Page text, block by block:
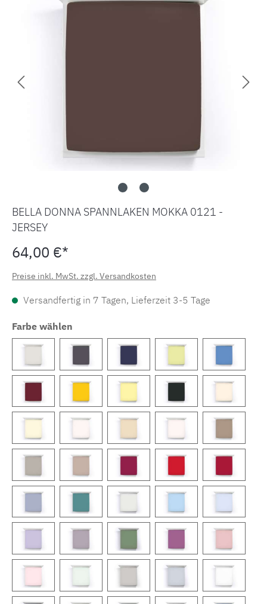
BELLA DONNA SPANNLAKEN MOKKA 0121 -
JERSEY
64,00 €*
Preise inkl. MwSt. zzgl. Versandkosten
Versandfertig in 7 Tagen, Lieferzeit 3-5 Tage
Farbe wählen